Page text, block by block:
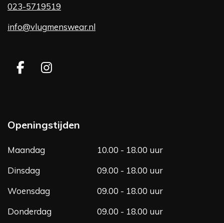
023-5719519
info@vlugmenswear.nl
F
b
o
k
I
a
g
Openingstijden
Maandag
10.00 - 18.00 uur
Dinsdag
09.00 - 18.00 uur
Woensdag
09.00 - 18.00 uur
Donderdag
09.00 - 18.00 uur